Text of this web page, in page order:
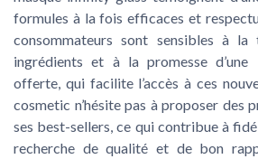
formules à la fois efficaces et
consommateurs sont sensibles à la
ingrédients et à la promesse
offerte, qui facilite l’accès à ces
cosmetic n’hésite pas à proposer des
ses best-sellers, ce qui contribue à
recherche de qualité et de bon